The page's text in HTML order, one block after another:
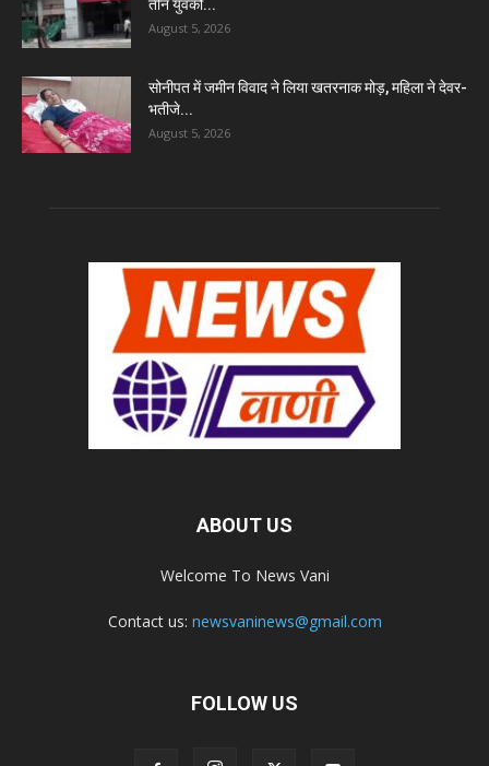
तीन युवकों...
August 5, 2026
सोनीपत में जमीन विवाद ने लिया खतरनाक मोड़, महिला ने देवर-
भतीजे...
August 5, 2026
ABOUT US
Welcome To News Vani
Contact us: newsvaninews@gmail.com
FOLLOW US